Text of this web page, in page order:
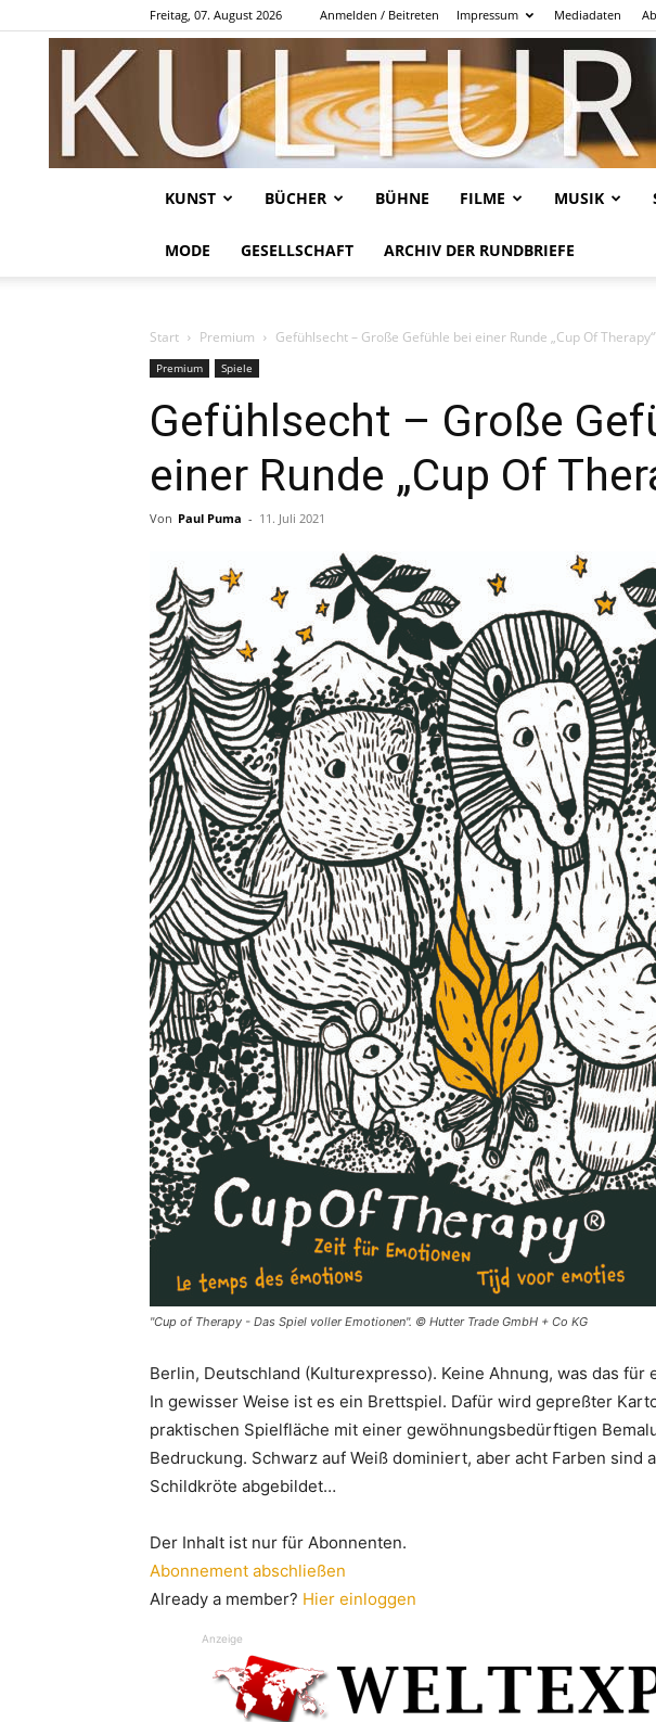
Freitag, 07. August 2026 Anmelden / Beitreten Impressum Mediadaten
KUNST BÜCHER BÜHNE FILME MUSIK
MODE GESELLSCHAFT ARCHIV DER RUNDBRIEFE
Start Premium Gefühlsecht – Große Gefühle bei einer Runde „Cup Of
Premium Spiele
Gefühlsecht – Große
einer Runde „Cup Of
Von Paul Puma - 11. Juli 2021
"Cup of Therapy - Das Spiel voller Emotionen". © Hutter Trade GmbH + Co KG
Berlin, Deutschland (Kulturexpresso). Keine Ahnung, was das für
In gewisser Weise ist es ein Brettspiel. Dafür wird gepreßter
praktischen Spielfläche mit einer gewöhnungsbedürftigen
Bedruckung. Schwarz auf Weiß dominiert, aber acht Farben sind
Schildkröte abgebildet…
Der Inhalt ist nur für Abonnenten.
Abonnement abschließen
Already a member? Hier einloggen
Anzeige